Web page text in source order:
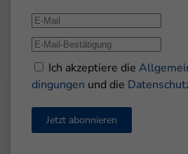
Ich akzeptiere die
din­gun­gen und die
Jetzt abonnieren